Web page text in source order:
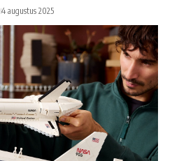
4 augustus 2025